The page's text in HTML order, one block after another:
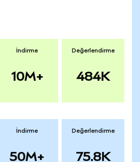
İndirme
10M+
Değerlendirme
484K
İndirme
50M+
Değerlendirme
75.8K